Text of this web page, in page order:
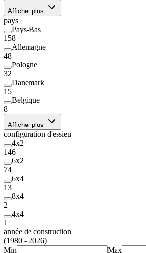
Afficher plus
pays
Pays-Bas
158
Allemagne
48
Pologne
32
Danemark
15
Belgique
8
Afficher plus
configuration d'essieu
4x2
146
6x2
74
6x4
13
8x4
2
4x4
1
année de construction
(1980 - 2026)
Min
Max